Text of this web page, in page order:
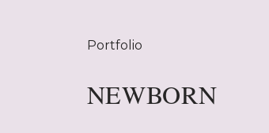
Portfolio
NEWBORN